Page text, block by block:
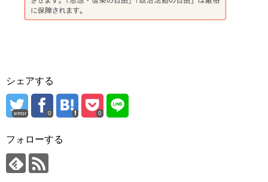
シェアする
error 0 0
フォローする